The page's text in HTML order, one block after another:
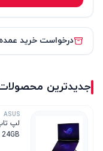
درخواست خرید عمده
جدیدترین
ASUS